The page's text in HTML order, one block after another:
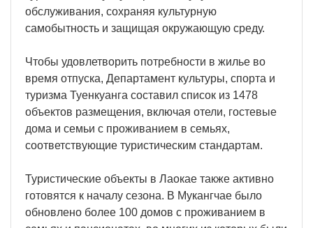
обслуживания, сохраняя культурную
самобытность и защищая окружающую среду.
Чтобы удовлетворить потребности в жилье во
время отпуска, Департамент культуры, спорта и
туризма Туенкуанга составил список из 1478
объектов размещения, включая отели, гостевые
дома и семьи с проживанием в семьях,
соответствующие туристическим стандартам.
Туристические объекты в Лаокае также активно
готовятся к началу сезона. В Мукангчае было
обновлено более 100 домов с проживанием в